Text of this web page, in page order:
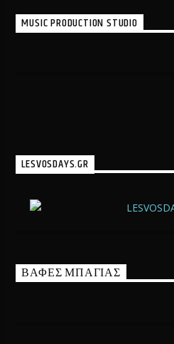
MUSIC PRODUCTION STUDIO
LESVOSDAYS.GR
ΒΑΦΕΣ ΜΠΑΓΙΑΣ